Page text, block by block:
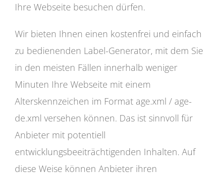
Ihre Webseite besuchen dürfen.
Wir bieten Ihnen einen kostenfrei und einfach
zu bedienenden Label-Generator, mit dem Sie
in den meisten Fällen innerhalb weniger
Minuten Ihre Webseite mit einem
Alterskennzeichen im Format age.xml / age-
de.xml versehen können. Das ist sinnvoll für
Anbieter mit potentiell
entwicklungsbeeiträchtigenden Inhalten. Auf
diese Weise können Anbieter ihren